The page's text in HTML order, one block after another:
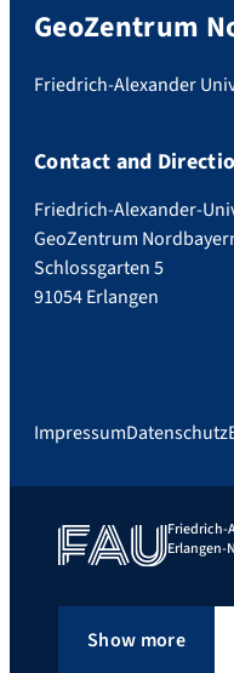
GeoZentrum
Friedrich-Alexander
Contact and
Friedrich-Alexander-
GeoZentrum
Schlossgarten 5
91054 Erlangen
ImpressumDatenschutz
Friedrich-
Erlangen-
Show more